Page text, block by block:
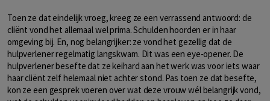
Toen ze dat eindelijk vroeg, kreeg ze een verrassend antwoord: de
cliënt vond het allemaal wel prima. Schulden hoorden er in haar
omgeving bij. En, nog belangrijker: ze vond het gezellig dat de
hulpverlener regelmatig langskwam. Dit was een eye-opener. De
hulpverlener besefte dat ze keihard aan het werk was voor iets waar
haar cliënt zelf helemaal niet achter stond. Pas toen ze dat besefte,
kon ze een gesprek voeren over wat deze vrouw wél belangrijk vond,